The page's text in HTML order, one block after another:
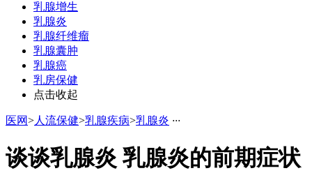
乳腺增生
乳腺炎
乳腺纤维瘤
乳腺囊肿
乳腺癌
乳房保健
点击收起
医网>人流保健>乳腺疾病>乳腺炎 ···
谈谈乳腺炎 乳腺炎的前期症状